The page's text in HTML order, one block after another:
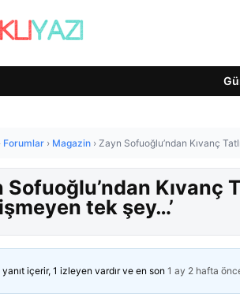
Forumlar › Magazin › Zayn Sofuoğlu’ndan Kıvanç
Sofuoğlu’ndan Kıvanç
tek şey…’
içerir, 1 izleyen vardır ve en son 1 ay 2 hafta